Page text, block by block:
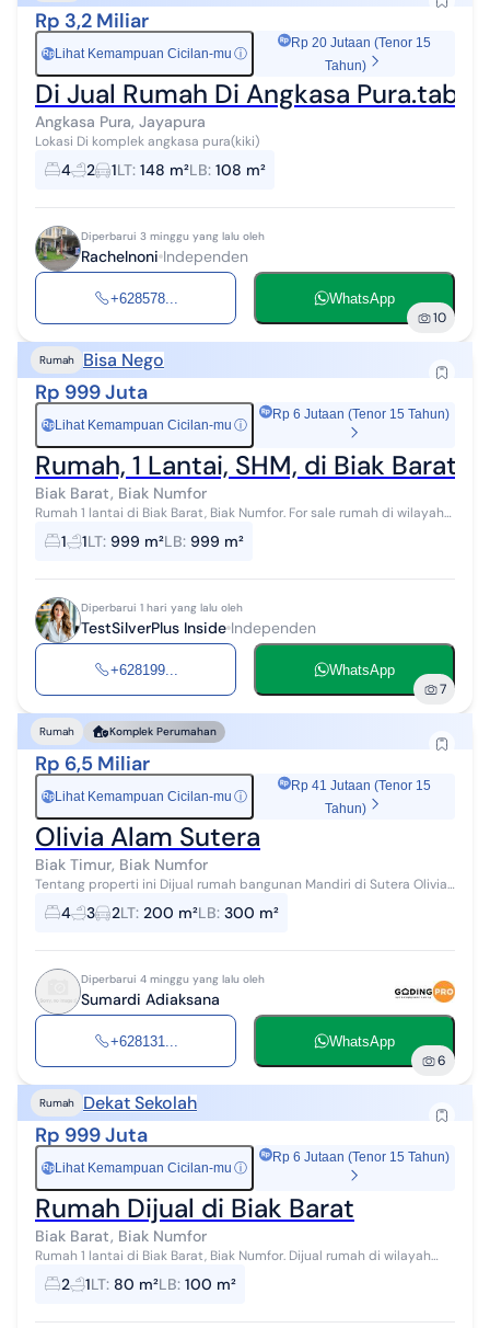
Rp 3,2 Miliar
Rp Lihat Kemampuan Cicilan-mu ⓘ
Rp 20 Jutaan (Tenor 15
Tahun)
Di Jual Rumah Di Angkasa
Angkasa Pura, Jayapura
Lokasi Di komplek angkasa pura(kiki)
4 2 1LT: 148 m²LB: 108 m²
Diperbarui 3 minggu yang lalu oleh
Rachelnoni Independen
+628578... WhatsApp
10
Rumah Bisa Nego
Rp 999 Juta
Rp Lihat Kemampuan Cicilan-mu ⓘ
Rp 6 Jutaan (Tenor 15 Tahun)
Rumah, 1 Lantai, SHM, di Biak Barat,
Biak Barat, Biak Numfor
Rumah 1 lantai di Biak Barat, Biak Numfor. For sale rumah di wilayah
yang asri. Properti 1 lantai ini berada di lingkungan yang mudah
dijangkau. ...
1 1LT: 999 m²LB: 999 m²
Diperbarui 1 hari yang lalu oleh
TestSilverPlus Inside Independen
+628199... WhatsApp
7
Rumah Komplek Perumahan
Rp 6,5 Miliar
Rp Lihat Kemampuan Cicilan-mu ⓘ
Rp 41 Jutaan (Tenor 15
Tahun)
Olivia Alam Sutera
Biak Timur, Biak Numfor
Tentang properti ini Dijual rumah bangunan Mandiri di Sutera Olivia
Alam Sutera Dijual rumah Brand New di Cluster Sutera Olivia Alam
Sutera. LT 20...
4 3 2LT: 200 m²LB: 300 m²
Diperbarui 4 minggu yang lalu oleh
Sumardi Adiaksana
+628131... WhatsApp
6
Rumah Dekat Sekolah
Rp 999 Juta
Rp Lihat Kemampuan Cicilan-mu ⓘ
Rp 6 Jutaan (Tenor 15 Tahun)
Rumah Dijual di Biak Barat
Biak Barat, Biak Numfor
Rumah 1 lantai di Biak Barat, Biak Numfor. Dijual rumah di wilayah
yang nyaman dengan pemandangan Lokasi di Pusat Kota. Properti 1
lantai ini bera...
2 1LT: 80 m²LB: 100 m²